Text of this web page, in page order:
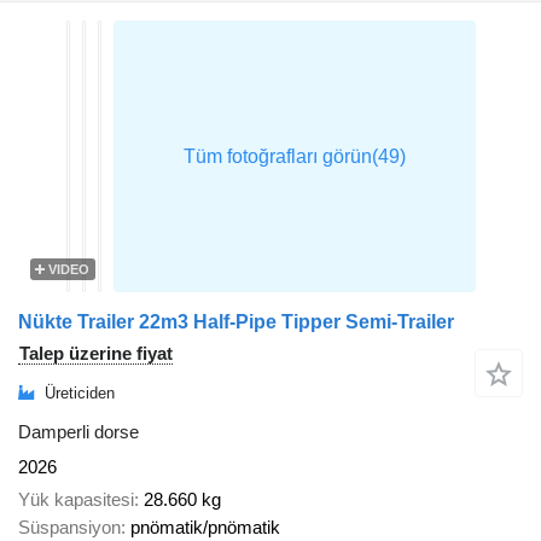
VIDEO
Nükte Trailer 22m3 Half-Pipe Tipper Semi-Trailer
Talep üzerine fiyat
Üreticiden
Damperli dorse
2026
Yük kapasitesi 28.660 kg
Süspansiyon pnömatik/pnömatik